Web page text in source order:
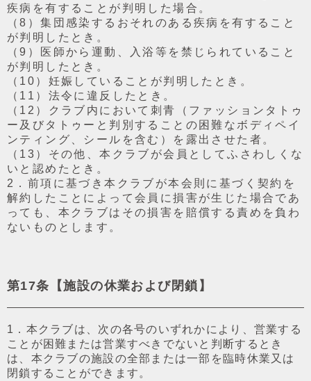
疾病を有することが判明した場合。
（8）集団感染するおそれのある疾病を有すること
が判明したとき。
（9）医師から運動、入浴等を禁じられていること
が判明したとき。
（10）妊娠していることが判明したとき。
（11）法令に違反したとき。
（12）クラブ内において刺⻘（ファッションタトゥ
ー及びタトゥーと判別することの困難なボディペイ
ンティング、シールを含む）を露出させた者。
（13）その他、本クラブが会員としてふさわしくな
いと認めたとき。
2．前項に基づき本クラブが本会則に基づく契約を
解約したことによって会員に損害が⽣じた場合であ
っても、本クラブはその損害を賠償する責めを負わ
ないものとします。
第17条【施設の休業および閉鎖】
1．本クラブは、次の各号のいずれかにより、営業する
ことが困難または営業すべきでないと判断するとき
は、本クラブの施設の全部または⼀部を臨時休業⼜は
閉鎖することができます。